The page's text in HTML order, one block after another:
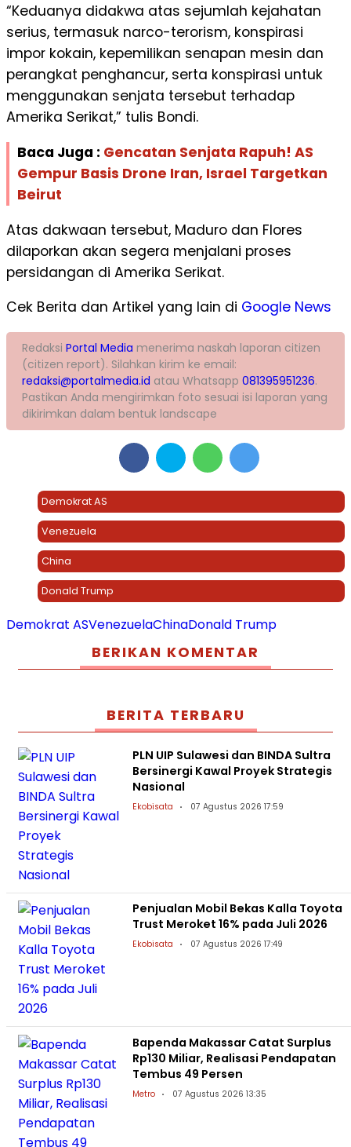
“Keduanya didakwa atas sejumlah kejahatan
serius, termasuk narco-terorism, konspirasi
impor kokain, kepemilikan senapan mesin dan
perangkat penghancur, serta konspirasi untuk
menggunakan senjata tersebut terhadap
Amerika Serikat,” tulis Bondi.
Baca Juga : Gencatan Senjata Rapuh! AS
Gempur Basis Drone Iran, Israel Targetkan
Beirut
Atas dakwaan tersebut, Maduro dan Flores
dilaporkan akan segera menjalani proses
persidangan di Amerika Serikat.
Cek Berita dan Artikel yang lain di Google News
Redaksi Portal Media menerima naskah laporan citizen
(citizen report). Silahkan kirim ke email:
redaksi@portalmedia.id atau Whatsapp 081395951236.
Pastikan Anda mengirimkan foto sesuai isi laporan yang
dikirimkan dalam bentuk landscape
Demokrat AS
Venezuela
China
Donald Trump
Demokrat ASVenezuelaChinaDonald Trump
BERIKAN KOMENTAR
BERITA TERBARU
PLN UIP Sulawesi dan BINDA Sultra
Bersinergi Kawal Proyek Strategis
Nasional
Ekobisata 07 Agustus 2026 17:59
Penjualan Mobil Bekas Kalla Toyota
Trust Meroket 16% pada Juli 2026
Ekobisata 07 Agustus 2026 17:49
Bapenda Makassar Catat Surplus
Rp130 Miliar, Realisasi Pendapatan
Tembus 49 Persen
Metro 07 Agustus 2026 13:35